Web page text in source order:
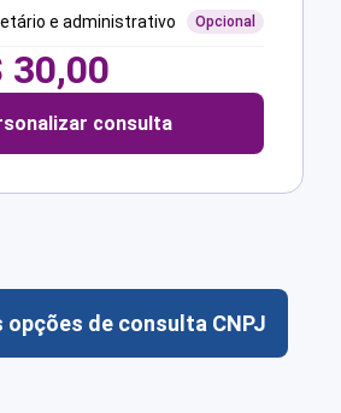
e administrativo Opcional
30,00
consulta
opções de consulta CNPJ